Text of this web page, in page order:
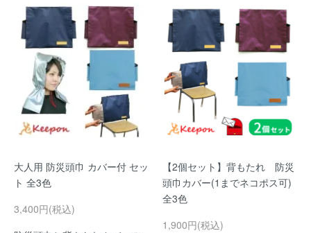
大人用 防災頭巾 カバー付 セッ
ト 全3色
3,400円(税込)
【2個セット】背もたれ 防災
頭巾カバー(1までネコポス可)
全3色
1,900円(税込)